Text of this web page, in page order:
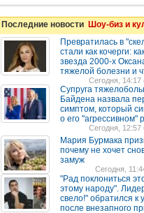
Последние новости Шоу-биз и
Превратилась в
стали как кочерги:
звезда 2000-х
тяжелой болезни и
Сегодня, 14:17
Супруга
Байдена назвала
симптом, который
о его "агрессивном"
Сегодня, 12:57
Мария Бурмака
почему не хочет
замуж
Сегодня,
"Рад поклониться
этому народу".
свело!" обратился к
после внезапного